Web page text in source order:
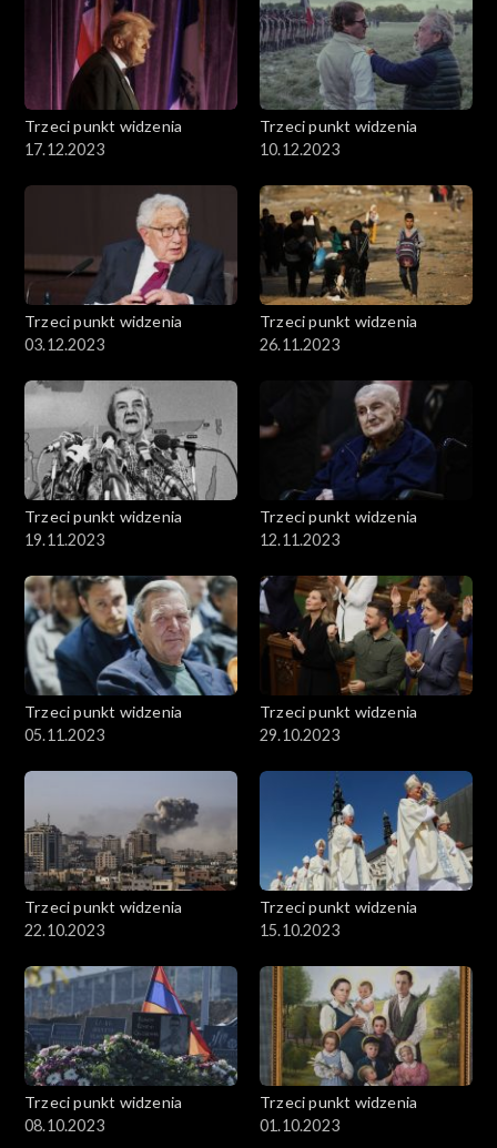
Trzeci punkt widzenia
17.12.2023
Trzeci punkt widzenia
10.12.2023
Trzeci punkt widzenia
03.12.2023
Trzeci punkt widzenia
26.11.2023
Trzeci punkt widzenia
19.11.2023
Trzeci punkt widzenia
12.11.2023
Trzeci punkt widzenia
05.11.2023
Trzeci punkt widzenia
29.10.2023
Trzeci punkt widzenia
22.10.2023
Trzeci punkt widzenia
15.10.2023
Trzeci punkt widzenia
08.10.2023
Trzeci punkt widzenia
01.10.2023